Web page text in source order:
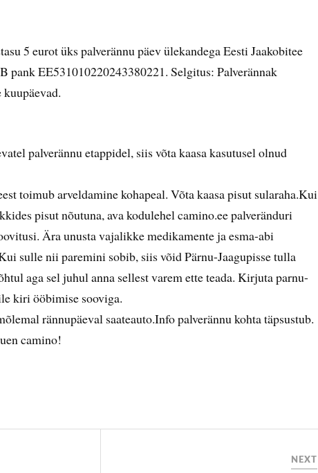
5 eurot üks palverännu päev ülekandega Eesti Jaakobitee
pank EE531010220243380221. Selgitus: Palverännak
palverännu etappidel, siis võta kaasa kasutusel olnud
toimub arveldamine kohapeal. Võta kaasa pisut sularaha.Kui
pisut nõutuna, ava kodulehel camino.ee palveränduri
Ära unusta vajalikke medikamente ja esma-abi
sulle nii paremini sobib, siis võid Pärnu-Jaagupisse tulla
aga sel juhul anna sellest varem ette teada. Kirjuta parnu-
kiri ööbimise sooviga.
rännupäeval saateauto.Info palverännu kohta täpsustub.
camino!
NEXT